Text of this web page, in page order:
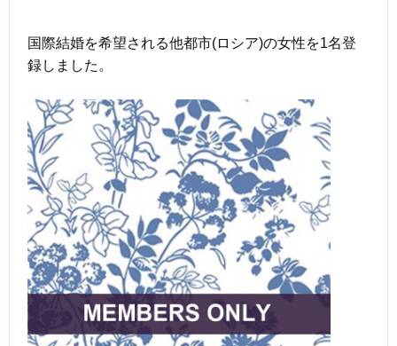
国際結婚を希望される他都市(ロシア)の女性を1名登
録しました。